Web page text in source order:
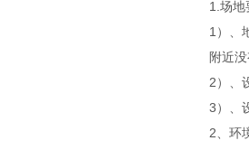
1.场地
1）、
附近
2）、
3）、
2、环